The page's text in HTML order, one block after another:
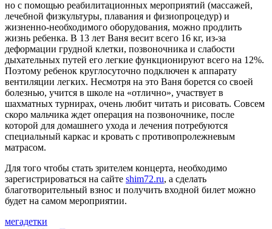
но с помощью реабилитационных мероприятий (массажей,
лечебной физкультуры, плавания и физиопроцедур) и
жизненно-необходимого оборудования, можно продлить
жизнь ребенка. В 13 лет Ваня весит всего 16 кг, из-за
деформации грудной клетки, позвоночника и слабости
дыхательных путей его легкие функционируют всего на 12%.
Поэтому ребенок круглосуточно подключен к аппарату
вентиляции легких. Несмотря на это Ваня борется со своей
болезнью, учится в школе на «отлично», участвует в
шахматных турнирах, очень любит читать и рисовать. Совсем
скоро мальчика ждет операция на позвоночнике, после
которой для домашнего ухода и лечения потребуются
специальный каркас и кровать с противопролежневым
матрасом.
Для того чтобы стать зрителем концерта, необходимо
зарегистрироваться на сайте shim72.ru, а сделать
благотворительный взнос и получить входной билет можно
будет на самом мероприятии.
мегадетки